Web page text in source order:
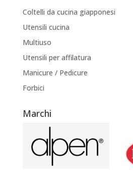
Coltelli da cucina giapponesi
Utensili cucina
Multiuso
Utensili per affilatura
Manicure / Pedicure
Forbici
Marchi